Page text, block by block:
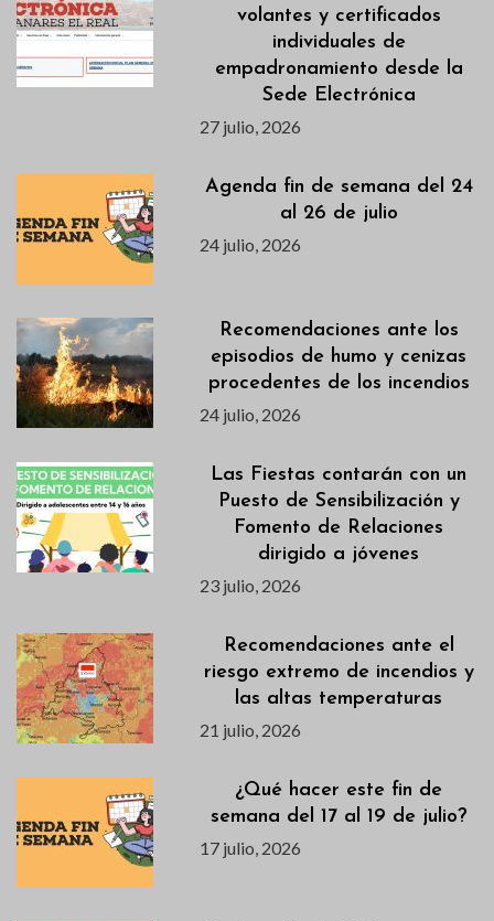
volantes y certificados
individuales de
empadronamiento desde la
Sede Electrónica
27 julio, 2026
Agenda fin de semana del 24
al 26 de julio
24 julio, 2026
Recomendaciones ante los
episodios de humo y cenizas
procedentes de los incendios
24 julio, 2026
Las Fiestas contarán con un
Puesto de Sensibilización y
Fomento de Relaciones
dirigido a jóvenes
23 julio, 2026
Recomendaciones ante el
riesgo extremo de incendios y
las altas temperaturas
21 julio, 2026
¿Qué hacer este fin de
semana del 17 al 19 de julio?
17 julio, 2026